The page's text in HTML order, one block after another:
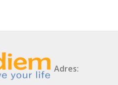
Adres: